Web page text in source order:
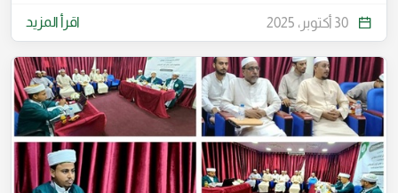
30 أكتوبر، 2025 اقرأ المزيد